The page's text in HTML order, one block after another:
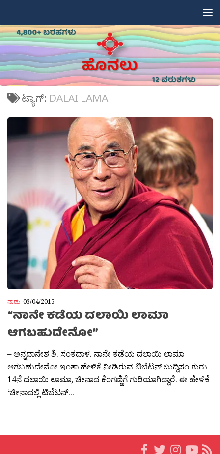
ಟ್ಯಾಗ್: DALAI LAMA
ನಾಡು 03/04/2015
“ನಾನೇ ಕಡೆಯ ದಲಾಯಿ ಲಾಮಾ
ಆಗಬಹುದೇನೋ”
– ಅನ್ನದಾನೇಶ ಶಿ. ಸಂಕದಾಳ. ನಾನೇ ಕಡೆಯ ದಲಾಯಿ ಲಾಮಾ
ಆಗಬಹುದೇನೋ ಇಂತಾ ಹೇಳಿಕೆ ನೀಡಿರುವ ಟಿಬೆಟನ್ ಬುದ್ದಿಸಂ ಗುರು
14ನೆ ದಲಾಯಿ ಲಾಮಾ, ಚೀನಾದ ಕೆಂಗಣ್ಣಿಗೆ ಗುರಿಯಾಗಿದ್ದಾರೆ. ಈ ಹೇಳಿಕೆ
‘ಚೀನಾದಲ್ಲಿ ಟಿಬೆಟನ್...